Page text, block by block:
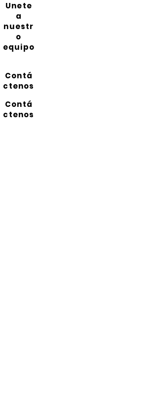
Unete
a
nuestr
o
equipo
Contá
ctenos
Contá
ctenos